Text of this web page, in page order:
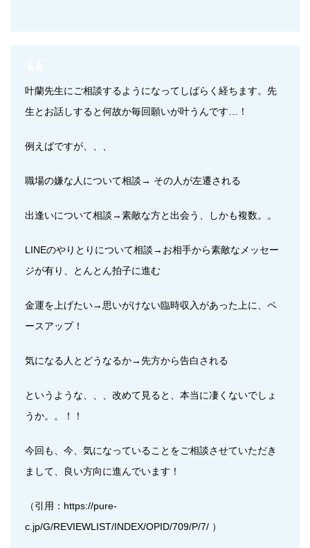
叶蘭先生にご相談するようになってしばらく経ちます。先
生とお話しすると何故か毎回願いが叶うんです…！
例えばですが、、、
職場の嫌な人について相談→ その人が左遷される
出逢いについて相談→素敵な方と出会う、しかも複数。。
LINEのやりとりについて相談→お相手から素敵なメッセー
ジが有り、とんとん拍子に進む
金運を上げたい→思いがけない臨時収入があった上に、ペ
ースアップ！
気になる人とどうなるか→先方から告白される
というような、、、改めて見ると、本当に凄くないでしょ
うか。。！！
今回も、今、気になっていることをご相談させていただき
まして、良い方向に進んでいます！
（引用：https://pure-
c.jp/G/REVIEWLIST/INDEX/OPID/709/P/7/ ）